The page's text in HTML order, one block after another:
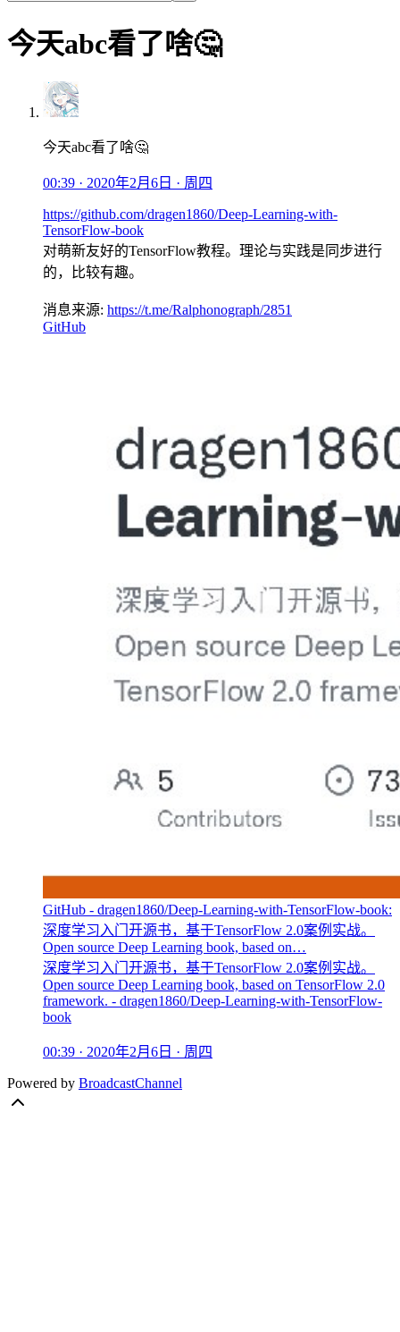
今天abc看了啥🤔
今天abc看了啥🤔
00:39 · 2020年2月6日 · 周四
https://github.com/dragen1860/Deep-Learning-with-
TensorFlow-book
对萌新友好的TensorFlow教程。理论与实践是同步进行
的，比较有趣。
消息来源: https://t.me/Ralphonograph/2851
GitHub
GitHub - dragen1860/Deep-Learning-with-TensorFlow-book:
深度学习入门开源书，基于TensorFlow 2.0案例实战。
Open source Deep Learning book, based on…
深度学习入门开源书，基于TensorFlow 2.0案例实战。
Open source Deep Learning book, based on TensorFlow 2.0
framework. - dragen1860/Deep-Learning-with-TensorFlow-
book
00:39 · 2020年2月6日 · 周四
Powered by BroadcastChannel